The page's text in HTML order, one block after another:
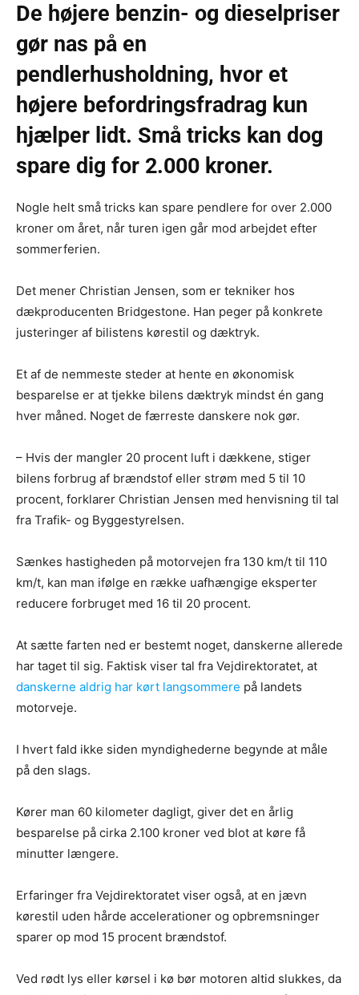
De højere benzin- og dieselpriser
gør nas på en
pendlerhusholdning, hvor et
højere befordringsfradrag kun
hjælper lidt. Små tricks kan dog
spare dig for 2.000 kroner.
Nogle helt små tricks kan spare pendlere for over 2.000
kroner om året, når turen igen går mod arbejdet efter
sommerferien.
Det mener Christian Jensen, som er tekniker hos
dækproducenten Bridgestone. Han peger på konkrete
justeringer af bilistens kørestil og dæktryk.
Et af de nemmeste steder at hente en økonomisk
besparelse er at tjekke bilens dæktryk mindst én gang
hver måned. Noget de færreste danskere nok gør.
– Hvis der mangler 20 procent luft i dækkene, stiger
bilens forbrug af brændstof eller strøm med 5 til 10
procent, forklarer Christian Jensen med henvisning til tal
fra Trafik- og Byggestyrelsen.
Sænkes hastigheden på motorvejen fra 130 km/t til 110
km/t, kan man ifølge en række uafhængige eksperter
reducere forbruget med 16 til 20 procent.
At sætte farten ned er bestemt noget, danskerne allerede
har taget til sig. Faktisk viser tal fra Vejdirektoratet, at
danskerne aldrig har kørt langsommere på landets
motorveje.
I hvert fald ikke siden myndighederne begynde at måle
på den slags.
Kører man 60 kilometer dagligt, giver det en årlig
besparelse på cirka 2.100 kroner ved blot at køre få
minutter længere.
Erfaringer fra Vejdirektoratet viser også, at en jævn
kørestil uden hårde accelerationer og opbremsninger
sparer op mod 15 procent brændstof.
Ved rødt lys eller kørsel i kø bør motoren altid slukkes, da